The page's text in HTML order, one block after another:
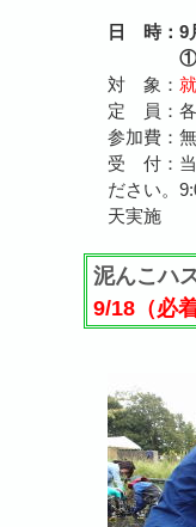
日 時：9
①10：
対 象：
定 員：各
参加費：
受 付：当
ださい。
天実施
泥んこハ
9/18（必着